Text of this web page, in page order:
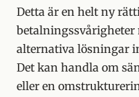
Detta är en helt ny
betalningssvårigheter
alternativa lösningar
Det kan handla om
eller en